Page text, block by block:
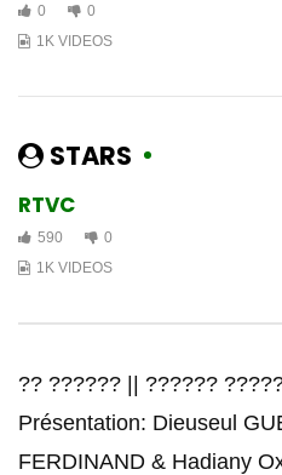
0
0
1K VIDEOS
STARS
RTVC
590
0
1K VIDEOS
?? ?????? || ??????
Présentation: Dieuseul
FERDINAND & Hadiany